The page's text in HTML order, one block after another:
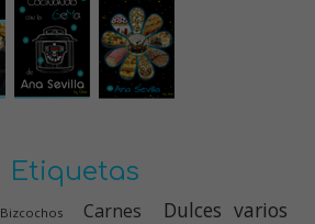
Etiquetas
Bizcochos Carnes Dulces varios